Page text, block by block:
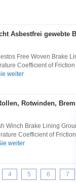
Asbestfrei gewebte
Free Woven Brake
Coefficient of
weiter
Rotwinden,
Winch Brake Lining
Coefficient of
weiter
4 5 6 7